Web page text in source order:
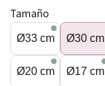
Tamaño
Ø33 cm Ø30 cm
Ø20 cm Ø17 cm